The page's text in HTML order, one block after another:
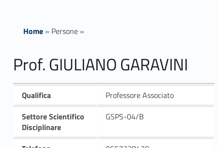
Home» Persone»
Prof. GIULIANO GARAVINI
Qualifica
Professore Associato
Settore Scientifico
Disciplinare
GSPS-04/B